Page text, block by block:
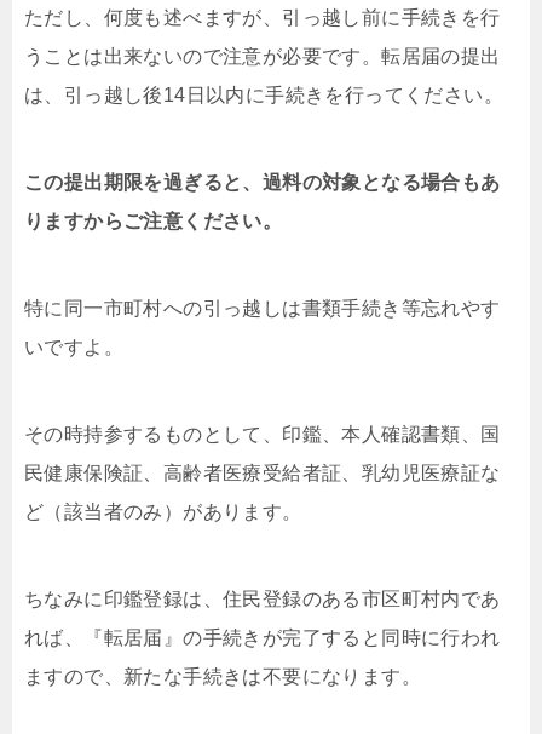
ただし、何度も述べますが、引っ越し前に手続きを行
うことは出来ないので注意が必要です。転居届の提出
は、引っ越し後14日以内に手続きを行ってください。
この提出期限を過ぎると、過料の対象となる場合もあ
りますからご注意ください。
特に同一市町村への引っ越しは書類手続き等忘れやす
いですよ。
その時持参するものとして、印鑑、本人確認書類、国
民健康保険証、高齢者医療受給者証、乳幼児医療証な
ど（該当者のみ）があります。
ちなみに印鑑登録は、住民登録のある市区町村内であ
れば、『転居届』の手続きが完了すると同時に行われ
ますので、新たな手続きは不要になります。